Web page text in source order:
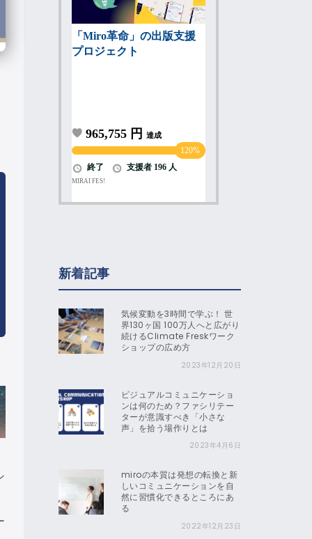
新着記事
気候変動を3時間で学ぶ！ 世
界130ヶ国 100万人へと広がり
続けるClimate Freskワーク
ショップの広め方
2023年12月20日
ビジュアルコミュニケーショ
ンは何のため？ファシリテー
ターが意識すべき「小さな
声」を拾う場作りとは
2023年4月6日
miroの本質は発想の転換と新
しいコミュニケーションを自
然に習慣化できるところにあ
る
2022年12月23日